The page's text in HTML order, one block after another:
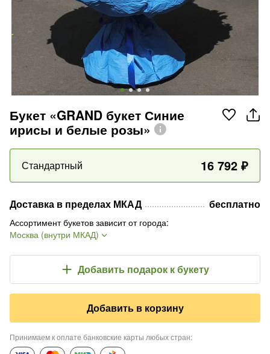
Букет «GRAND букет Синие
ирисы и белые розы»
Стандартный 16 792 ₽
Доставка в пределах МКАД бесплатно
Ассортимент букетов зависит от города:
Москва (внутри МКАД)
Добавить подарок к букету
Добавить в корзину
Принимаем к оплате банковские карты любых стран: